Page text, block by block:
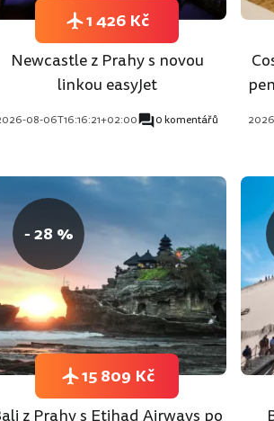
Newcastle z Prahy s novou
linkou easyJet
08-06T16:16:21+02:00 0 komentářů
1 426 Kč
- 28 %
z Prahy s Etihad Airways po
15 809 Kč